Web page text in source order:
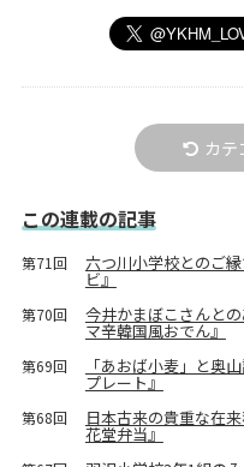
カ
この連載の記事
第71回 六つ川小学校とのご
ビ』
第70回 今井かまぼこさんと
マ辛韓国風おでん』
第69回 「あおば小麦」と奥
プレート』
第68回 日本古来の貴重な在
花堂弁当』